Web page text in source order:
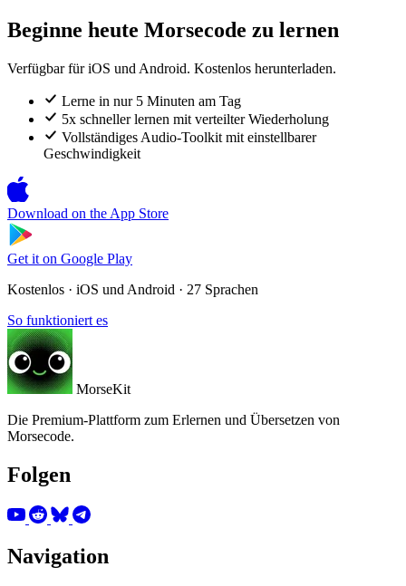
Beginne heute Morsecode zu lernen
Verfügbar für iOS und Android. Kostenlos herunterladen.
Lerne in nur 5 Minuten am Tag
5x schneller lernen mit verteilter Wiederholung
Vollständiges Audio-Toolkit mit einstellbarer
Geschwindigkeit
Download on the App Store
Get it on Google Play
Kostenlos · iOS und Android · 27 Sprachen
So funktioniert es
MorseKit
Die Premium-Plattform zum Erlernen und Übersetzen von
Morsecode.
Folgen
Navigation